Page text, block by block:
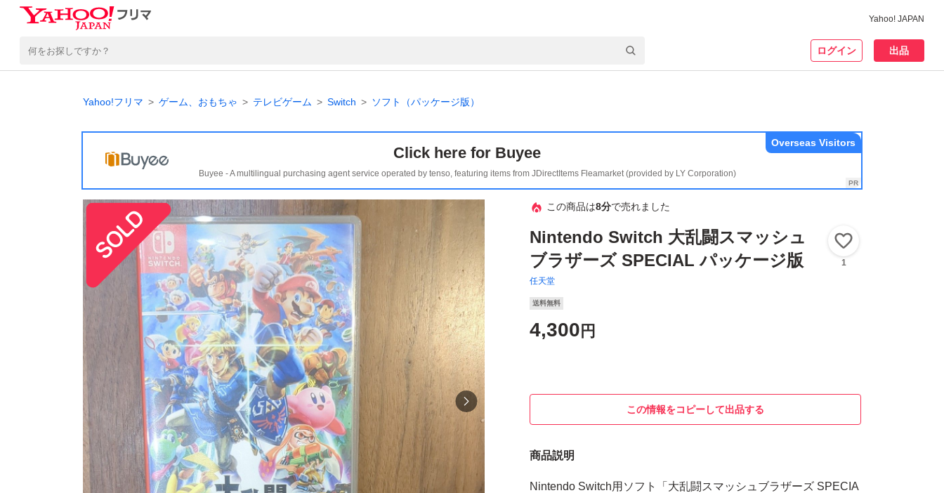
Yahoo! JAPAN
ログイン 出品
Yahoo!フリマ ゲーム、おもちゃ テレビゲーム Switch ソフト（パッケージ版）
Click here for Buyee
Buyee - A multilingual purchasing agent service operated by tenso, featuring items from JDirectItems Fleamarket (provided by LY Corporation)
Overseas Visitors
この商品は8分で売れました
Nintendo Switch 大乱闘スマッシュ
ブラザーズ SPECIAL パッケージ版
任天堂
1
送料無料
4,300 円
この情報をコピーして出品する
商品説明
Nintendo Switch用ソフト「大乱闘スマッシュブラザーズ SPECIA